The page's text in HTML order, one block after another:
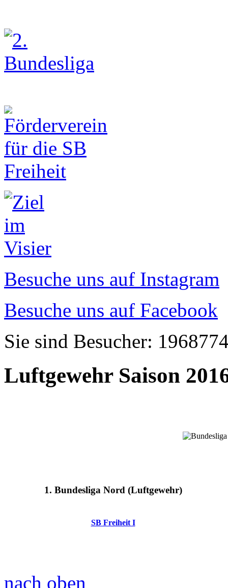
Besuche uns auf Instagram
Besuche uns auf Facebook
Sie sind Besucher:
Luftgewehr Saison
1. Bundesliga Nord (Luftgewehr)
SB Freiheit I
nach oben